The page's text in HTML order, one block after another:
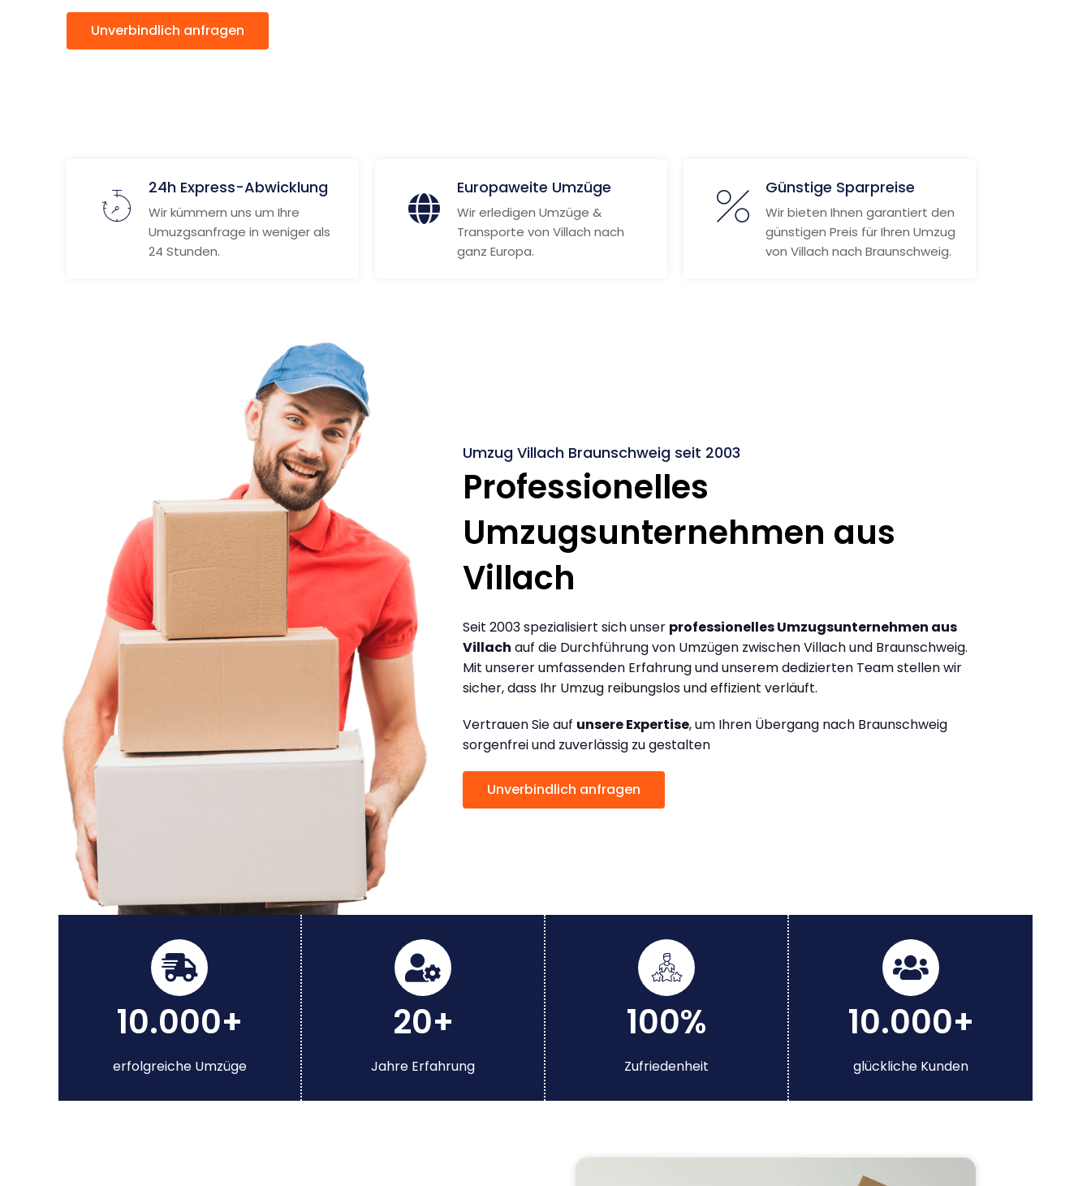
Unverbindlich anfragen
24h Express-Abwicklung
Wir kümmern uns um Ihre
Umuzgsanfrage in weniger als
24 Stunden.
Europaweite Umzüge
Wir erledigen Umzüge &
Transporte von Villach nach
ganz Europa.
Günstige Sparpreise
Wir bieten Ihnen garantiert den
günstigen Preis für Ihren Umzug
von Villach nach Braunschweig.
Umzug Villach Braunschweig seit 2003
Professionelles
Umzugsunternehmen aus
Villach
Seit 2003 spezialisiert sich unser professionelles Umzugsunternehmen aus
Villach auf die Durchführung von Umzügen zwischen Villach und Braunschweig.
Mit unserer umfassenden Erfahrung und unserem dedizierten Team stellen wir
sicher, dass Ihr Umzug reibungslos und effizient verläuft.
Vertrauen Sie auf unsere Expertise, um Ihren Übergang nach Braunschweig
sorgenfrei und zuverlässig zu gestalten
Unverbindlich anfragen
10.000+
erfolgreiche Umzüge
20+
Jahre Erfahrung
100%
Zufriedenheit
10.000+
glückliche Kunden